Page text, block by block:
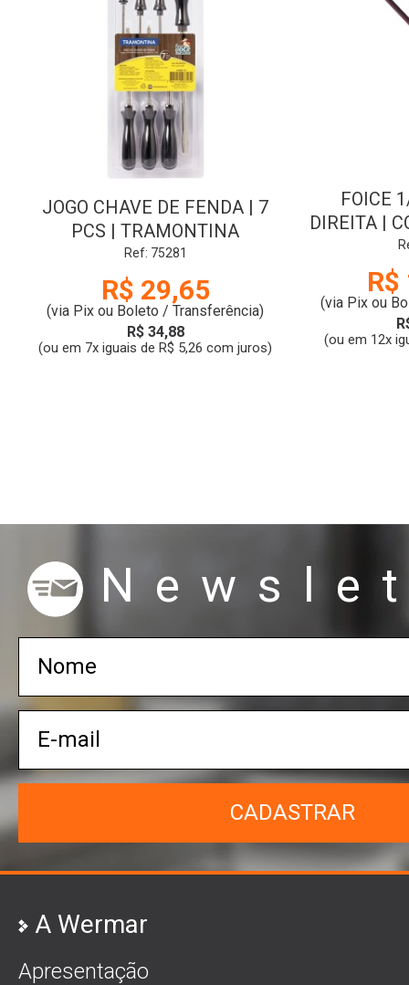
JOGO CHAVE DE FENDA | 7
PCS | TRAMONTINA
Ref: 75281
R$ 29,65
(via Pix ou Boleto / Transferência)
R$ 34,88
(ou em 7x iguais de R$ 5,26 com juros)
FOICE
DIREITA |
(via Pix ou
(ou em 12x
CADASTRAR
A Wermar
Apresentação